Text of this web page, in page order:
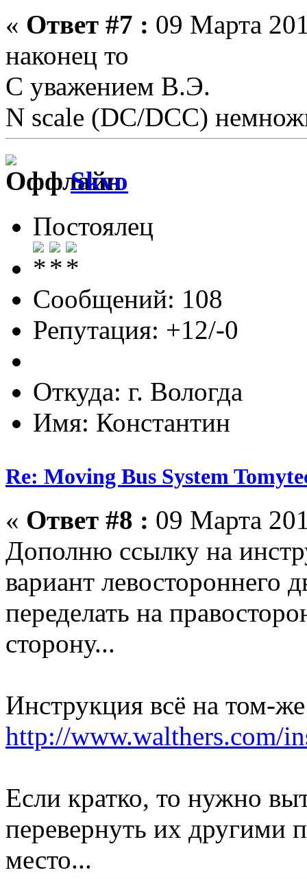
« Ответ #7 : 09 Марта
наконец то
С уважением В.Э.
N scale (DC/DCC)
Skvo
Постоялец
Сообщений: 108
Репутация: +12/-0
Откуда: г. Вологда
Имя: Константин
Re: Moving Bus System
« Ответ #8 : 09 Марта
Дополню ссылку на
вариант левостороннего
переделать на
сторону...
Инструкция всё на том-
http://www.walthers.com/
Если кратко, то нужно
перевернуть их другими
место...